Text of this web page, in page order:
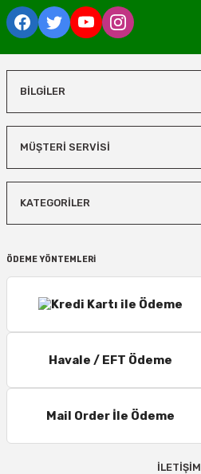
BİLGİLER
MÜŞTERİ SERVİSİ
KATEGORİLER
ÖDEME YÖNTEMLERİ
Havale / EFT Ödeme
Mail Order İle Ödeme
İLETİŞİM